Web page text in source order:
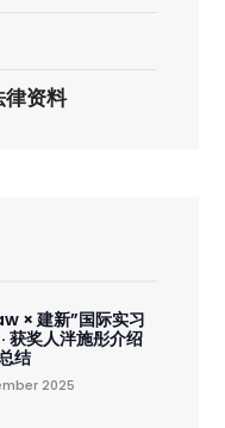
资料
× 建新”国际实习
获奖人泮施彤介绍
结
2025